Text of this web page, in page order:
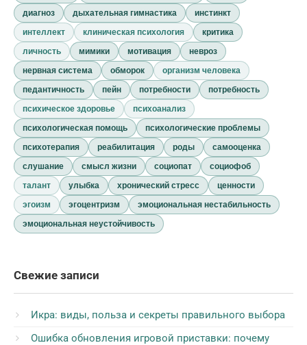
диагноз
дыхательная гимнастика
инстинкт
интеллект
клиническая психология
критика
личность
мимики мотивация
невроз
нервная система
обморок
организм человека
педантичность
пейн потребности
потребность
психическое здоровье
психоанализ
психологическая помощь
психологические проблемы
психотерапия
реабилитация роды
самооценка
слушание
смысл жизни социопат
социофоб
талант
улыбка хронический стресс
ценности
эгоизм
эгоцентризм
эмоциональная нестабильность
эмоциональная неустойчивость
Свежие записи
Икра: виды, польза и секреты правильного выбора
Ошибка обновления игровой приставки: почему